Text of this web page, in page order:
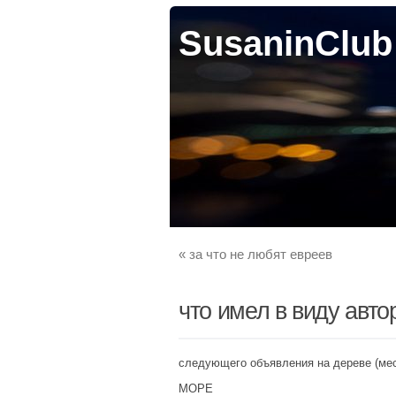
SusaninClub
« за что не любят евреев
что имел в виду
следующего объявления на дереве
МОРЕ